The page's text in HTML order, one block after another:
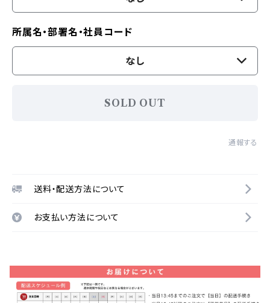
所属名・部署名・社員コード
なし
SOLD OUT
通報する
送料・配送方法について
お支払い方法について